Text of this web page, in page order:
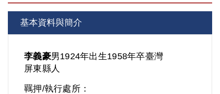
主題探索
背景知識
關於我們
基本資料與簡介
李義豪男1924年出生1958年卒臺灣
屏東縣人
羈押/執行處所：